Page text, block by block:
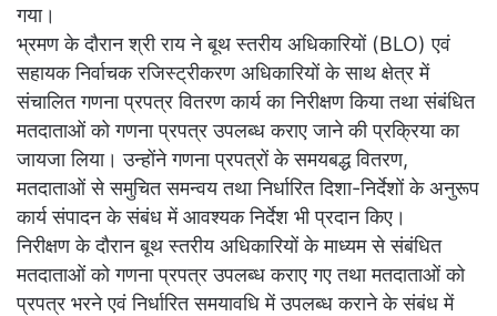
गया।
भ्रमण के दौरान श्री राय ने बूथ स्तरीय अधिकारियों (BLO) एवं
सहायक निर्वाचक रजिस्ट्रीकरण अधिकारियों के साथ क्षेत्र में
संचालित गणना प्रपत्र वितरण कार्य का निरीक्षण किया तथा संबंधित
मतदाताओं को गणना प्रपत्र उपलब्ध कराए जाने की प्रक्रिया का
जायजा लिया। उन्होंने गणना प्रपत्रों के समयबद्ध वितरण,
मतदाताओं से समुचित समन्वय तथा निर्धारित दिशा-निर्देशों के अनुरूप
कार्य संपादन के संबंध में आवश्यक निर्देश भी प्रदान किए।
निरीक्षण के दौरान बूथ स्तरीय अधिकारियों के माध्यम से संबंधित
मतदाताओं को गणना प्रपत्र उपलब्ध कराए गए तथा मतदाताओं को
प्रपत्र भरने एवं निर्धारित समयावधि में उपलब्ध कराने के संबंध में